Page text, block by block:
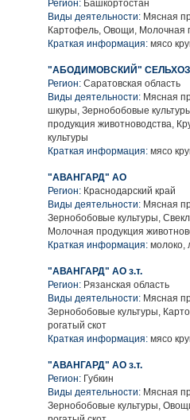
Регион: Башкортостан
Виды деятельности: Мясная
Картофель, Овощи, Молочная
Краткая информация: мясо
"АБОДИМОВСКИЙ"
Регион: Саратовская область
Виды деятельности: Мясная
шкуры, Зернобобовые
продукция животноводства,
культуры
Краткая информация: мясо
"АВАНГАРД" АО
Регион: Краснодарский край
Виды деятельности: Мясная
Зернобобовые культуры,
Молочная продукция
Краткая информация: молоко,
"АВАНГАРД" АО з.т.
Регион: Рязанская область
Виды деятельности: Мясная
Зернобобовые культуры,
рогатый скот
Краткая информация: мясо
"АВАНГАРД" АО з.т.
Регион: Губкин
Виды деятельности: Мясная
Зернобобовые культуры,